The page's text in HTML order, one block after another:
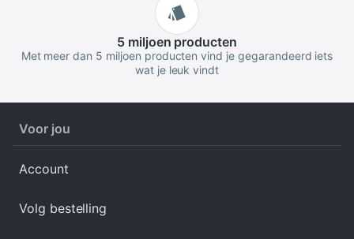
5 miljoen producten
Met meer dan 5 miljoen producten vind je gegarandeerd iets
wat je leuk vindt
Voor jou
Account
Volg bestelling